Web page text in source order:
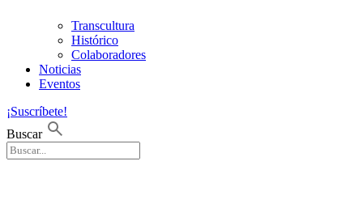
Transcultura
Histórico
Colaboradores
Noticias
Eventos
¡Suscríbete!
Buscar